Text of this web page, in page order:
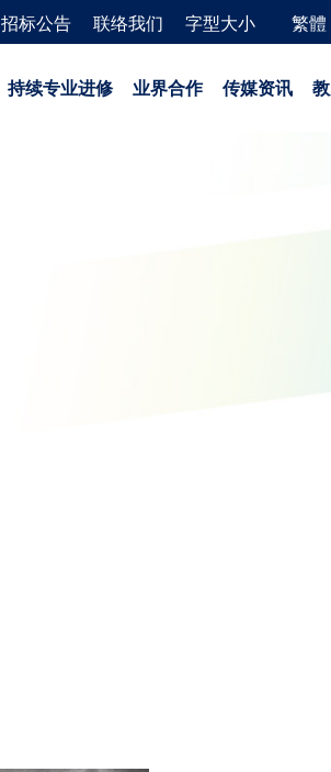
招标公告 联络我们 字型大小 繁體
持续专业进修 业界合作 传媒资讯